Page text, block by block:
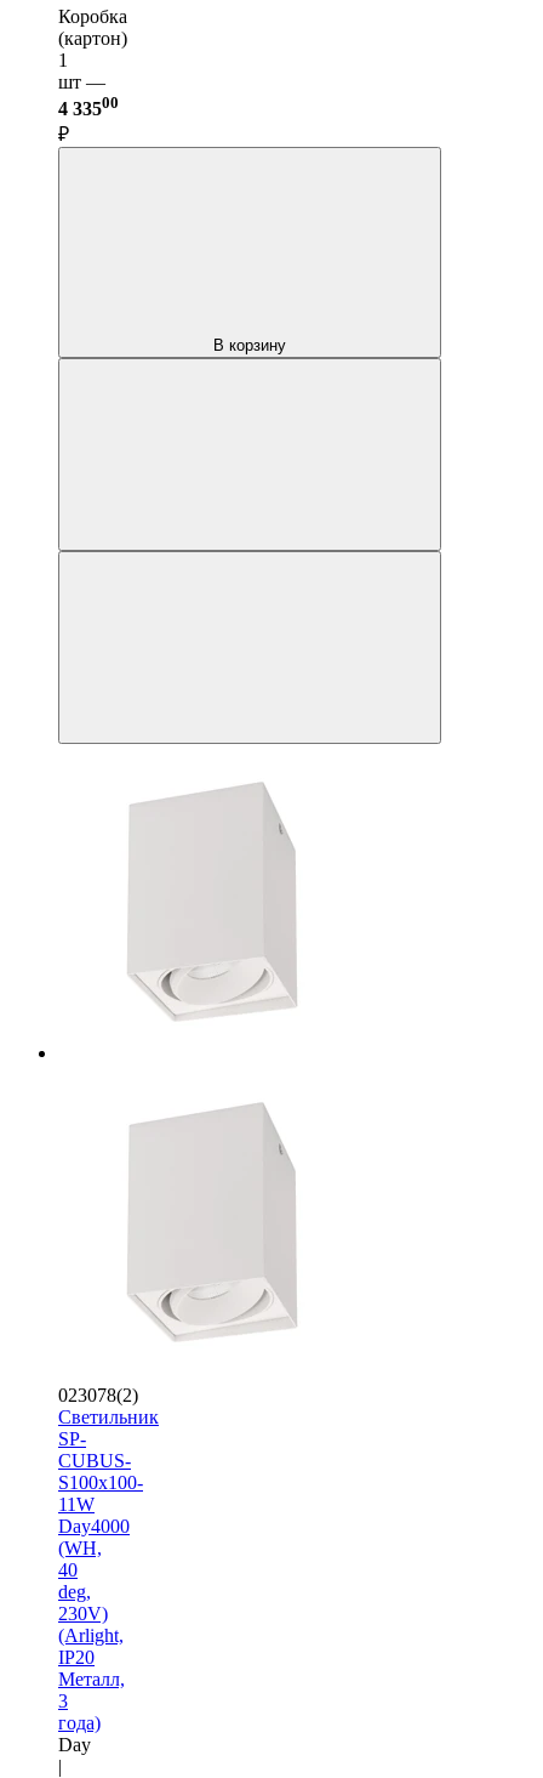
Коробка
(картон)
1
шт —
4 33500
₽
В корзину
023078(2)
Светильник
SP-
CUBUS-
S100x100-
11W
Day4000
(WH,
40
deg,
230V)
(Arlight,
IP20
Металл,
3
года)
Day
|